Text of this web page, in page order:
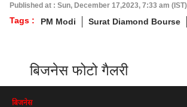
Published at : Sun, December 17,2023, 7:33 am (IST)
Tags : PM Modi Surat Diamond Bourse
बिजनेस फोटो गैलरी
बिजनेस